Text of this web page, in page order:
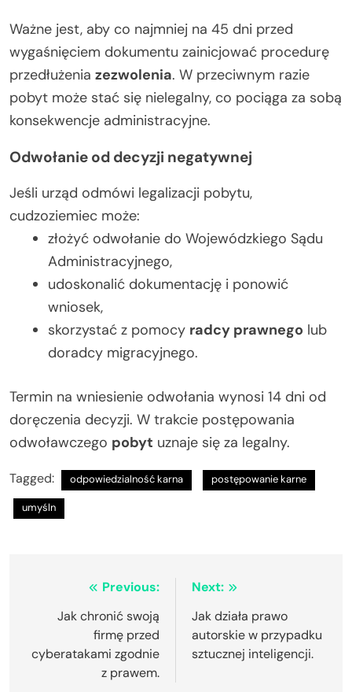
Ważne jest, aby co najmniej na 45 dni przed
wygaśnięciem dokumentu zainicjować procedurę
przedłużenia zezwolenia. W przeciwnym razie
pobyt może stać się nielegalny, co pociąga za sobą
konsekwencje administracyjne.
Odwołanie od decyzji negatywnej
Jeśli urząd odmówi legalizacji pobytu,
cudzoziemiec może:
złożyć odwołanie do Wojewódzkiego Sądu
Administracyjnego,
udoskonalić dokumentację i ponowić
wniosek,
skorzystać z pomocy radcy prawnego lub
doradcy migracyjnego.
Termin na wniesienie odwołania wynosi 14 dni od
doręczenia decyzji. W trakcie postępowania
odwoławczego pobyt uznaje się za legalny.
Tagged: odpowiedzialność karna postępowanie karne
umyśln
Nawigacja
wpisu
Previous:
Jak chronić swoją
firmę przed
cyberatakami zgodnie
z prawem.
Next:
Jak działa prawo
autorskie w przypadku
sztucznej inteligencji.